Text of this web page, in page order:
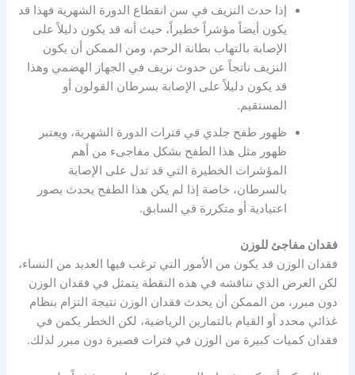
إذا حدث النزيف في سن انقطاع الدورة الشهرية فهذا قد
يكون أيضاً مؤشراً خطيراً، حيث أنه قد يكون دليلاً على
الإصابة بالتهاب بطانة الرحم، ومن الممكن أن يكون
النزيف ناتجاً عن حدوث نزيف في الجهاز الهضمي وهذا
قد يكون دليلاً على الإصابة بسرطان القولون أو
المستقيم.
ظهور طفح جلدي في فترات الدورة الشهرية، ويعتبر
ظهور مثل هذا الطفح بشكل مفاجىء من أهم
المؤشرات الخطيرة التي قد تدل على الإصابة
بالسرطان، خاصة إذا لم يكن هذا الطفح يحدث بصور
اعتيادية أو متكررة في السابق.
فقدان مفاجئ للوزن
فقدان الوزن قد يكون من الأمور التي ترغب فيها العديد من النساء،
لكن العرض الذي نناقشه في هذه النقطة يتمثل في فقدان الوزن
دون مبرر، من الممكن أن يحدث فقدان الوزن نتيجة التزام بنظام
غذائي محدد أو القيام بالتمارين الرياضية، لكن الخطر يكمن في
فقدان كميات كبيرة من الوزن في فترات قصيرة دون مبرر لذلك.